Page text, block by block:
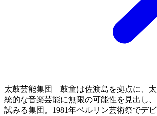
太鼓芸能集団 鼓童は佐渡島を拠点に、
統的な音楽芸能に無限の可能性を見出し
試みる集団。1981年ベルリン芸術祭でデ